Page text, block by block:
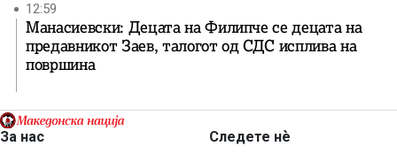
12:59
Манасиевски: Децата на Филипче се децата на
предавникот Заев, талогот од СДС исплива на
површина
За нас
Следете нѐ